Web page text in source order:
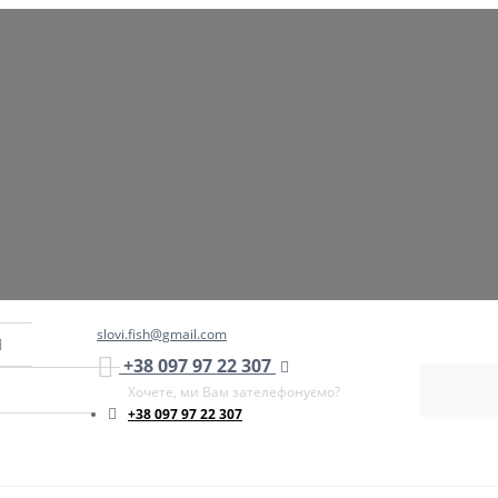
slovi.fish@gmail.com
+38 097 97 22 307
Хочете, ми Вам зателефонуємо?
+38 097 97 22 307